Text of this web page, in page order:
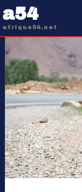
a54
afrique54.net